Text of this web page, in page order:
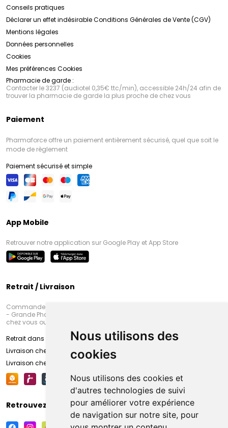
Nous utilisons des
cookies
Nous utilisons des cookies et
d'autres technologies de suivi
pour améliorer votre expérience
de navigation sur notre site, pour
Conseils pratiques
Déclarer un effet indésirableConditions Générales de Vente (CGV)
Mentions légales
Données personnelles
Cookies
Mes préférences Cookies
Pharmacie de garde :
Contacter le 3237 (audiotel 0,35€ ttc/min), accessible 24h/24 afin de
trouver la pharmacie de garde la plus proche de chez vous
Paiement
Pharmaforce offre un paiement entièrement sécurisé, quel que soit le
mode de règlement
Paiement sécurisé et simple
App Mobile
Retrouver notre application sur Google Play et App Store
Retrait / Livraison
Commandez en ligne et venez chercher votre commande à Amiens
- Grande Pharmacie d’Amiens (Fachon) ou recevez-là rapidement
chez vous ou en point retrait
Retrait dans la pharmacie d’Amiens
Livraison chez vous
Livraison chez votre commerçant
Retrouvez-nous sur vos réseaux sociaux